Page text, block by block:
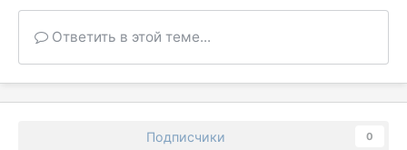
Ответить в этой теме...
Подписчики 0